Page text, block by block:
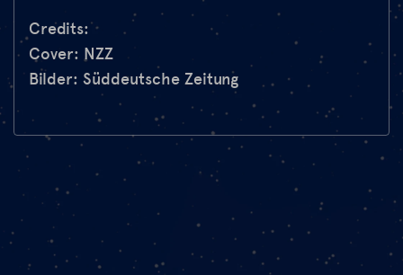
Credits:
Cover: NZZ
Bilder: Süddeutsche Zeitung